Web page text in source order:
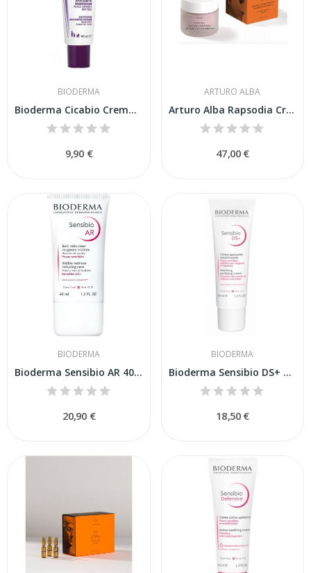
BIODERMA
Bioderma Cicabio Crema Reparadora 40ml
9,90 €
ARTURO ALBA
Arturo Alba Rapsodia Crema Alta Recuperación 50ml
47,00 €
BIODERMA
Bioderma Sensibio AR 40 ml
20,90 €
BIODERMA
Bioderma Sensibio DS+ Crema 40 ml
18,50 €